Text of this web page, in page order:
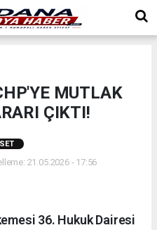
MUTLAK
ÇIKTI!
21.05.2026 - 17:56
36. Hukuk Dairesi